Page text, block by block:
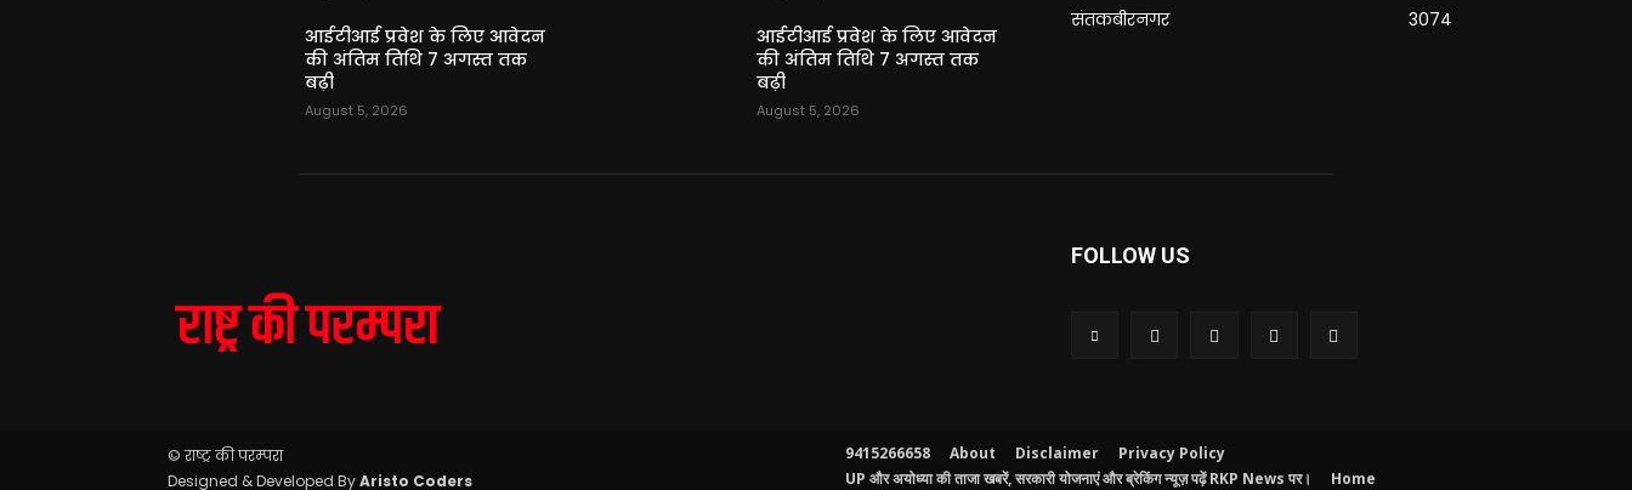
आईटीआई प्रवेश के लिए आवेदन
की अंतिम तिथि 7 अगस्त तक
बढ़ी
August 5, 2026
आईटीआई प्रवेश के लिए आवेदन
की अंतिम तिथि 7 अगस्त तक
बढ़ी
August 5, 2026
संतकबीरनगर
3074
FOLLOW US
© राष्ट्र की परम्परा
Designed & Developed ByAristo Coders
9415266658 About Disclaimer
Privacy Policy
UP और अयोध्या की ताजा खबरें, सरकारी योजनाएं और ब्रेकिंग न्यूज़ पढ़ें RKP News पर।
Home